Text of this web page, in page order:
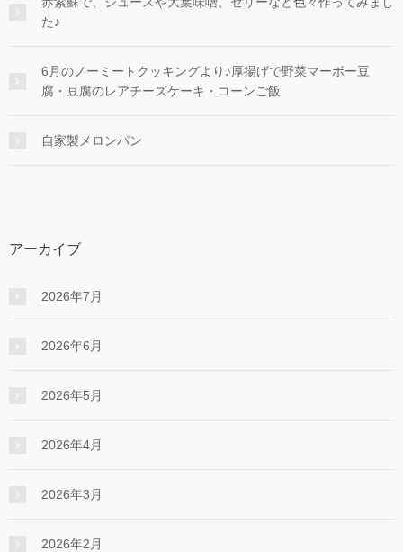
た♪
6月のノーミートクッキングより♪厚揚げで野菜マーボー豆
腐・豆腐のレアチーズケーキ・コーンご飯
自家製メロンパン
アーカイブ
2026年7月
2026年6月
2026年5月
2026年4月
2026年3月
2026年2月